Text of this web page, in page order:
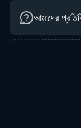
আমাদের